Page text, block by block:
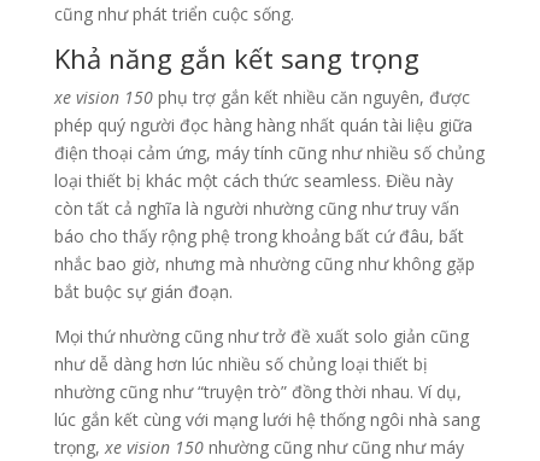
cũng như phát triển cuộc sống.
Khả năng gắn kết sang trọng
xe vision 150phụ trợ gắn kết nhiều căn nguyên, được
phép quý người đọc hàng hàng nhất quán tài liệu giữa
điện thoại cảm ứng, máy tính cũng như nhiều số chủng
loại thiết bị khác một cách thức seamless. Điều này
còn tất cả nghĩa là người nhường cũng như truy vấn
báo cho thấy rộng phệ trong khoảng bất cứ đâu, bất
nhắc bao giờ, nhưng mà nhường cũng như không gặp
bắt buộc sự gián đoạn.
Mọi thứ nhường cũng như trở đề xuất solo giản cũng
như dễ dàng hơn lúc nhiều số chủng loại thiết bị
nhường cũng như “truyện trò” đồng thời nhau. Ví dụ,
lúc gắn kết cùng với mạng lưới hệ thống ngôi nhà sang
trọng,xe vision 150nhường cũng như cũng như máy